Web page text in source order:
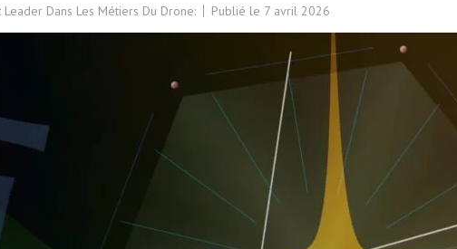
Leader Dans Les Métiers Du Drone: Publié le 7 avril 2026